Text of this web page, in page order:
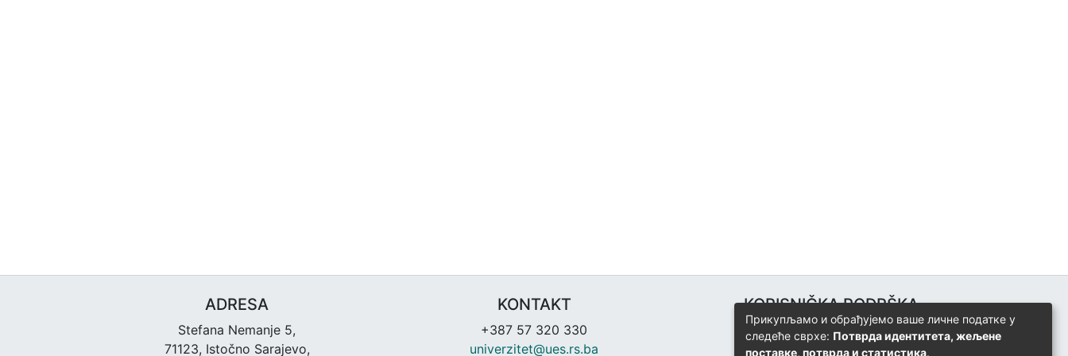
ADRESA
Stefana Nemanje 5,
71123, Istočno Sarajevo,
KONTAKT
+387 57 320 330
univerzitet@ues.rs.ba
KORISNIČKA PODRŠKA
Univerzitetski računarski centar
+387 57 320 140
Прикупљамо и обрађујемо ваше личне податке у
следеће сврхе: Потврда идентитета, жељене
поставке, потврда и статистика.